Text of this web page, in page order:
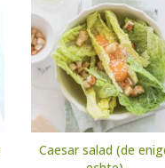
Caesar salad (de